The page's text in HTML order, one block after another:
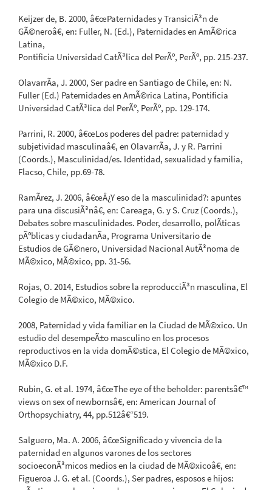
Keijzer de, B. 2000, â€œPaternidades y TransiciÃ³n de
GÃ©neroâ€, en: Fuller, N. (Ed.), Paternidades en AmÃ©rica
Latina,
Pontificia Universidad CatÃ³lica del PerÃº, PerÃº, pp. 215-237.
OlavarrÃ­a, J. 2000, Ser padre en Santiago de Chile, en: N.
Fuller (Ed.) Paternidades en AmÃ©rica Latina, Pontificia
Universidad CatÃ³lica del PerÃº, PerÃº, pp. 129-174.
Parrini, R. 2000, â€œLos poderes del padre: paternidad y
subjetividad masculinaâ€, en OlavarrÃ­a, J. y R. Parrini
(Coords.), Masculinidad/es. Identidad, sexualidad y familia,
Flacso, Chile, pp.69-78.
RamÃ­rez, J. 2006, â€œÂ¿Y eso de la masculinidad?: apuntes
para una discusiÃ³nâ€, en: Careaga, G. y S. Cruz (Coords.),
Debates sobre masculinidades. Poder, desarrollo, polÃ­ticas
pÃºblicas y ciudadanÃ­a, Programa Universitario de
Estudios de GÃ©nero, Universidad Nacional AutÃ³noma de
MÃ©xico, MÃ©xico, pp. 31-56.
Rojas, O. 2014, Estudios sobre la reproducciÃ³n masculina, El
Colegio de MÃ©xico, MÃ©xico.
2008, Paternidad y vida familiar en la Ciudad de MÃ©xico. Un
estudio del desempeÃ±o masculino en los procesos
reproductivos en la vida domÃ©stica, El Colegio de MÃ©xico,
MÃ©xico D.F.
Rubin, G. et al. 1974, â€œThe eye of the beholder: parentsâ€™
views on sex of newbornsâ€, en: American Journal of
Orthopsychiatry, 44, pp.512â€“519.
Salguero, Ma. A. 2006, â€œSignificado y vivencia de la
paternidad en algunos varones de los sectores
socioeconÃ³micos medios en la ciudad de MÃ©xicoâ€, en:
Figueroa J. G. et al. (Coords.), Ser padres, esposos e hijos: